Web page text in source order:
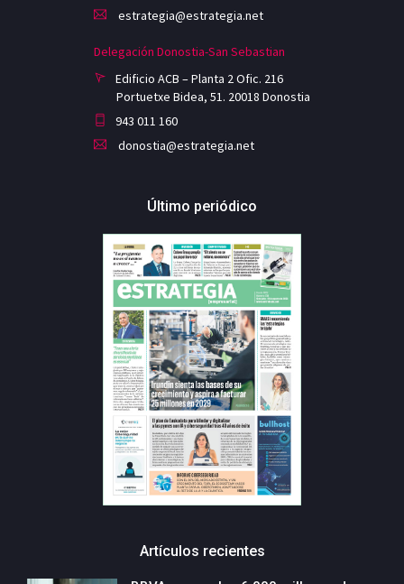
estrategia@estrategia.net
Delegación Donostia-San Sebastian
Edificio ACB – Planta 2 Ofic. 216
Portuetxe Bidea, 51. 20018 Donostia
943 011 160
donostia@estrategia.net
Último periódico
Artículos recientes